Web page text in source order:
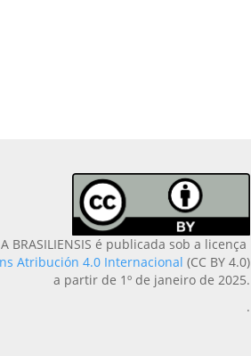
A BRASILIENSIS é publicada sob a licença
Atribución 4.0 Internacional (CC BY 4.0)
a partir de 1º de janeiro de 2025.
.